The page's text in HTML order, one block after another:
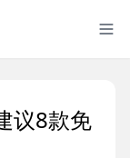
议8款免